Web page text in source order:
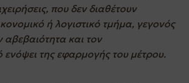
που δεν διαθέτουν
ή λογιστικό τμήμα, γεγονός
αβεβαιότητα και τον
της εφαρμογής του μέτρου.